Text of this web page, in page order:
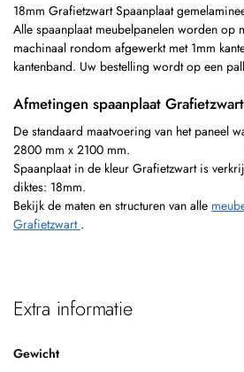
18mm Grafietzwart Spaanplaat
Alle spaanplaat meubelpanelen worden op
machinaal rondom afgewerkt met 1mm
kantenband. Uw bestelling wordt op een
Afmetingen spaanplaat Grafietzwart
De standaard maatvoering van het paneel
2800 mm x 2100 mm.
Spaanplaat in de kleur Grafietzwart is
diktes: 18mm.
Bekijk de maten en structuren van alle
Grafietzwart .
Extra informatie
Gewicht